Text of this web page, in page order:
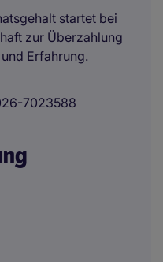
startet bei
zur Überzahlung
Erfahrung.
7023588